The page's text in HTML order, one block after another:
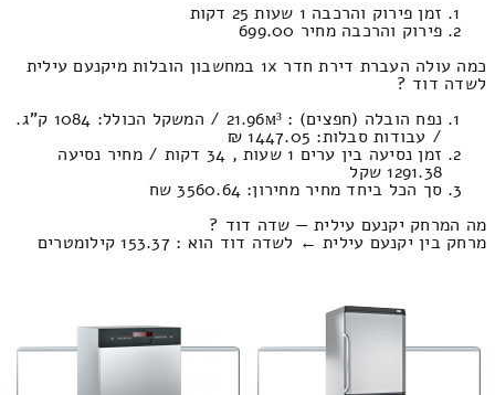
זמן פירוק והרכבה 1 שעות 25 דקות
פירוק והרכבה מחיר 699.00
כמה עולה העברת דירת חדר 1x במחשבון הובלות מיקנעם עילית
לשדה דוד ?
נפח הובלה (חפצים) : 21.96м³ / המשקל הכולל: 1084 ק”ג.
/ עבודות סבלות: 1447.05 ₪
זמן נסיעה בין ערים 1 שעות , 34 דקות / מחיר נסיעה
1291.38 שקל
סך הכל ביחד מחיר מחירון: 3560.64 שח
מה המרחק יקנעם עילית — שדה דוד ?
מרחק בין יקנעם עילית ← לשדה דוד הוא : 153.37 קילומטרים